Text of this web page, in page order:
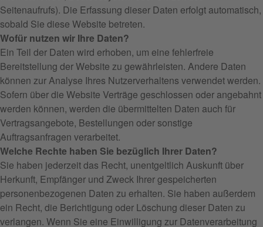
Seitenaufrufs). Die Erfassung dieser Daten erfolgt automatisch,
sobald Sie diese Website betreten.
Wofür nutzen wir Ihre Daten?
Ein Teil der Daten wird erhoben, um eine fehlerfreie
Bereitstellung der Website zu gewährleisten. Andere Daten
können zur Analyse Ihres Nutzerverhaltens verwendet werden.
Sofern über die Website Verträge geschlossen oder angebahnt
werden können, werden die übermittelten Daten auch für
Vertragsangebote, Bestellungen oder sonstige
Auftragsanfragen verarbeitet.
Welche Rechte haben Sie bezüglich Ihrer Daten?
Sie haben jederzeit das Recht, unentgeltlich Auskunft über
Herkunft, Empfänger und Zweck Ihrer gespeicherten
personenbezogenen Daten zu erhalten. Sie haben außerdem
ein Recht, die Berichtigung oder Löschung dieser Daten zu
verlangen. Wenn Sie eine Einwilligung zur Datenverarbeitung